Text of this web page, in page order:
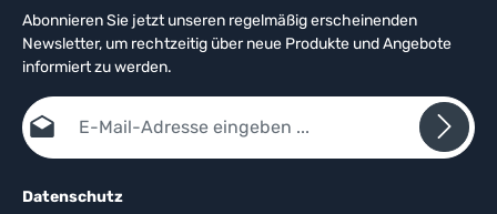
Abonnieren Sie jetzt unseren regelmäßig erscheinenden
Newsletter, um rechtzeitig über neue Produkte und Angebote
informiert zu werden.
E-Mail-Adresse*
Datenschutz